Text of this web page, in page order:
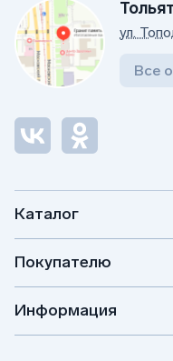
Каталог
Покупателю
Информация
ул.
Все